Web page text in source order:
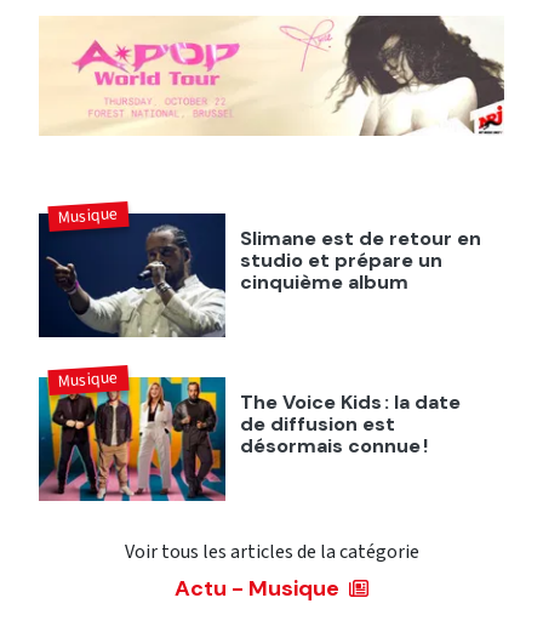
Slimane est de retour en
studio et prépare un
cinquième album
Musique
The Voice Kids : la date
de diffusion est
désormais connue !
Musique
Voir tous les articles de la catégorie
Actu - Musique